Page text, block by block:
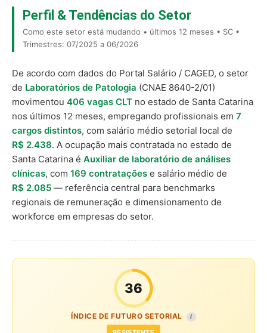
Perfil & Tendências do Setor
Como este setor está mudando • últimos 12 meses • SC •
Trimestres: 07/2025 a 06/2026
De acordo com dados do Portal Salário / CAGED, o setor
de Laboratórios de Patologia (CNAE 8640-2/01)
movimentou 406 vagas CLT no estado de Santa Catarina
nos últimos 12 meses, empregando profissionais em 7
cargos distintos, com salário médio setorial local de
R$ 2.438. A ocupação mais contratada no estado de
Santa Catarina é Auxiliar de laboratório de análises
clínicas, com 169 contratações e salário médio de
R$ 2.085 — referência central para benchmarks
regionais de remuneração e dimensionamento de
workforce em empresas do setor.
36
ÍNDICE DE FUTURO SETORIAL I